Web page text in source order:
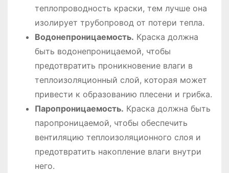
теплопроводность краски, тем лучше она
изолирует трубопровод от потери тепла.
Водонепроницаемость. Краска должна
быть водонепроницаемой, чтобы
предотвратить проникновение влаги в
теплоизоляционный слой, которая может
привести к образованию плесени и грибка.
Паропроницаемость. Краска должна быть
паропроницаемой, чтобы обеспечить
вентиляцию теплоизоляционного слоя и
предотвратить накопление влаги внутри
него.